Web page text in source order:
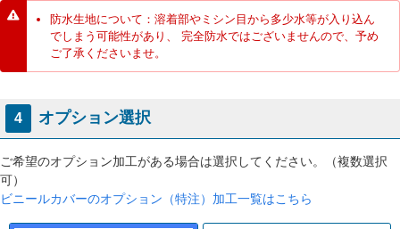
防水生地について：溶着部やミシン目から多少水等が入り込ん
でしまう可能性があり、 完全防水ではございませんので、予め
ご了承くださいませ。
4 オプション選択
ご希望のオプション加工がある場合は選択してください。（複数選択
可）
ビニールカバーのオプション（特注）加工一覧はこちら